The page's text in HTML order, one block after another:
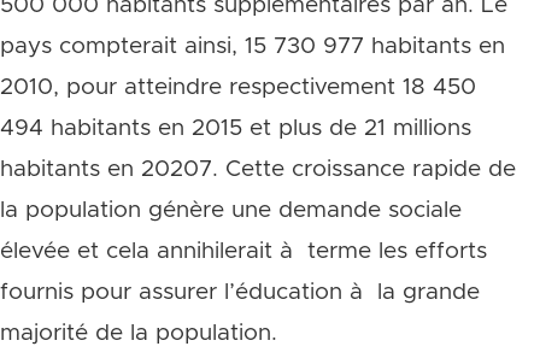
500 000 habitants supplémentaires par an. Le
pays compterait ainsi, 15 730 977 habitants en
2010, pour atteindre respectivement 18 450
494 habitants en 2015 et plus de 21 millions
habitants en 20207. Cette croissance rapide de
la population génère une demande sociale
élevée et cela annihilerait à terme les efforts
fournis pour assurer l’éducation à la grande
majorité de la population.